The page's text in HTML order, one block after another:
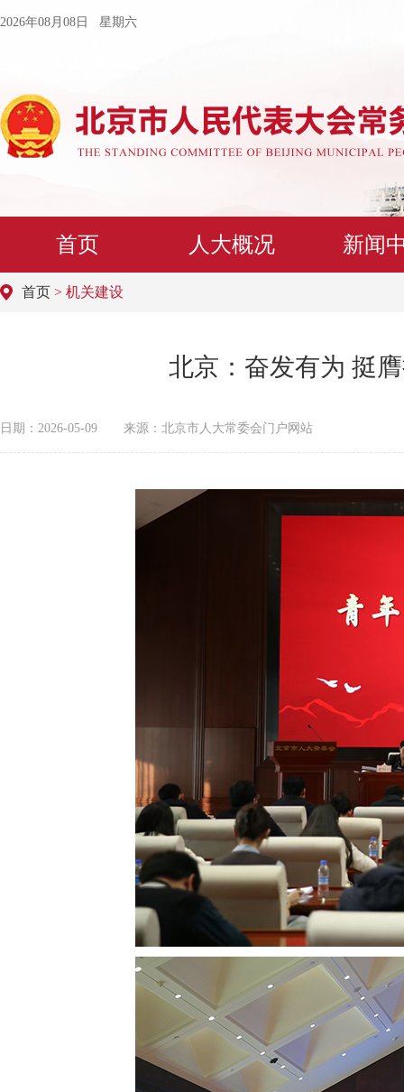
2026年08月08日 星期六
首页 人大概况 新闻
首页 > 机关建设
北京：奋发有为 挺
日期：2026-05-09 来源：北京市人大常委会门户网站